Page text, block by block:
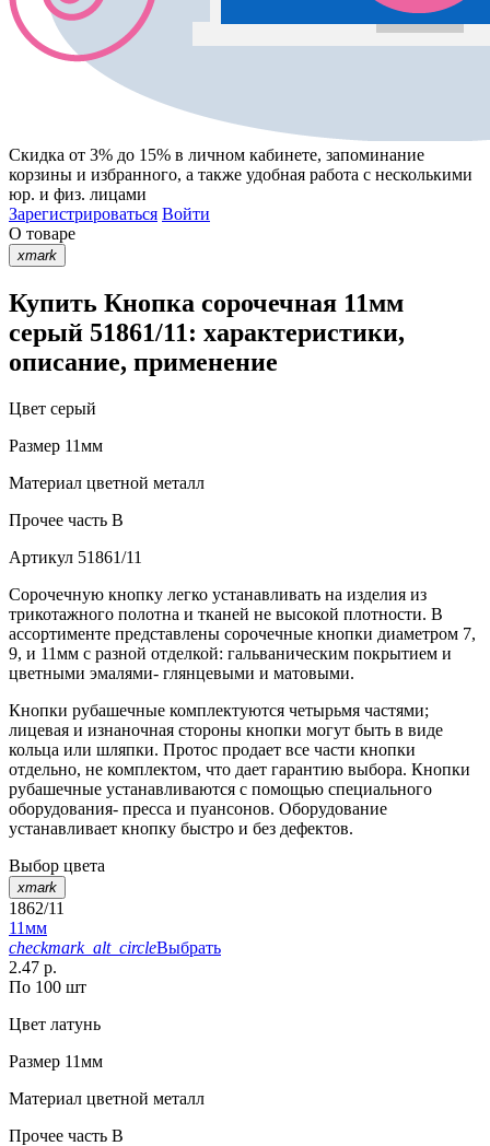
Скидка от 3% до 15% в личном кабинете, запоминание
корзины и избранного, а также удобная работа с несколькими
юр. и физ. лицами
Зарегистрироваться Войти
О товаре
xmark
Купить Кнопка сорочечная 11мм
серый 51861/11: характеристики,
описание, применение
Цвет серый
Размер 11мм
Материал цветной металл
Прочее часть B
Артикул 51861/11
Сорочечную кнопку легко устанавливать на изделия из
трикотажного полотна и тканей не высокой плотности. В
ассортименте представлены сорочечные кнопки диаметром 7,
9, и 11мм с разной отделкой: гальваническим покрытием и
цветными эмалями- глянцевыми и матовыми.
Кнопки рубашечные комплектуются четырьмя частями;
лицевая и изнаночная стороны кнопки могут быть в виде
кольца или шляпки. Протос продает все части кнопки
отдельно, не комплектом, что дает гарантию выбора. Кнопки
рубашечные устанавливаются с помощью специального
оборудования- пресса и пуансонов. Оборудование
устанавливает кнопку быстро и без дефектов.
Выбор цвета
xmark
1862/11
11мм
checkmark_alt_circleВыбрать
2.47 р.
По 100 шт
Цвет латунь
Размер 11мм
Материал цветной металл
Прочее часть В